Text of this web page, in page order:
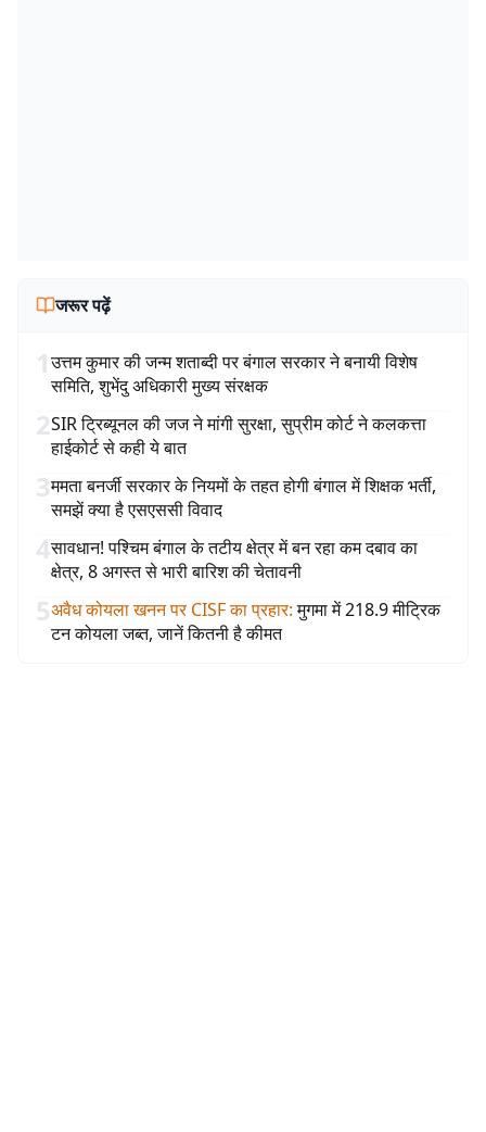
जरूर पढ़ें
1उत्तम कुमार की जन्म शताब्दी पर बंगाल सरकार ने बनायी विशेष
समिति, शुभेंदु अधिकारी मुख्य संरक्षक
2SIR ट्रिब्यूनल की जज ने मांगी सुरक्षा, सुप्रीम कोर्ट ने कलकत्ता
हाईकोर्ट से कही ये बात
3ममता बनर्जी सरकार के नियमों के तहत होगी बंगाल में शिक्षक भर्ती,
समझें क्या है एसएससी विवाद
4सावधान! पश्चिम बंगाल के तटीय क्षेत्र में बन रहा कम दबाव का
क्षेत्र, 8 अगस्त से भारी बारिश की चेतावनी
5अवैध कोयला खनन पर CISF का प्रहार: मुगमा में 218.9 मीट्रिक
टन कोयला जब्त, जानें कितनी है कीमत